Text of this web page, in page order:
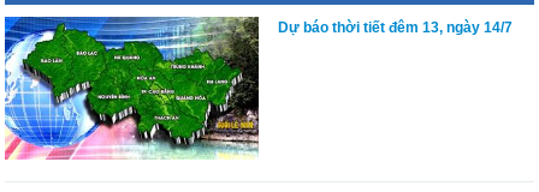
Dự báo thời tiết đêm 13, ngày 14/7